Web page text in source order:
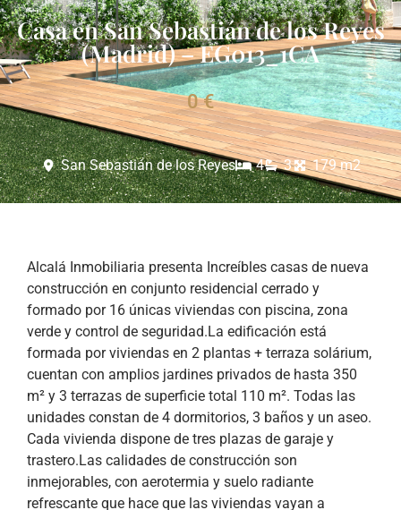
Casa en San Sebastián de los Reyes
(Madrid) – EG013_1CA
0 €
San Sebastián de los Reyes 4 3 179 m2
Alcalá Inmobiliaria presenta Increíbles casas de nueva
construcción en conjunto residencial cerrado y
formado por 16 únicas viviendas con piscina, zona
verde y control de seguridad.La edificación está
formada por viviendas en 2 plantas + terraza solárium,
cuentan con amplios jardines privados de hasta 350
m² y 3 terrazas de superficie total 110 m². Todas las
unidades constan de 4 dormitorios, 3 baños y un aseo.
Cada vivienda dispone de tres plazas de garaje y
trastero.Las calidades de construcción son
inmejorables, con aerotermia y suelo radiante
refrescante que hace que las viviendas vayan a